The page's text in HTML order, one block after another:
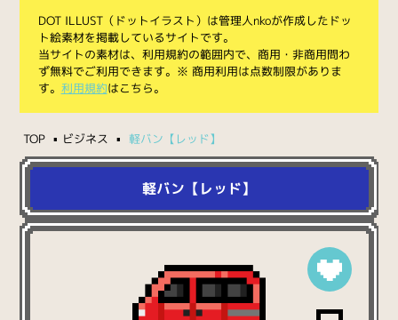
DOT ILLUST（ドットイラスト）は管理人nkoが作成したドッ
ト絵素材を掲載しているサイトです。
当サイトの素材は、利用規約の範囲内で、商用・非商用問わ
ず無料でご利用できます。※ 商用利用は点数制限がありま
す。 利用規約はこちら。
TOP ビジネス 軽バン【レッド】
軽バン【レッド】